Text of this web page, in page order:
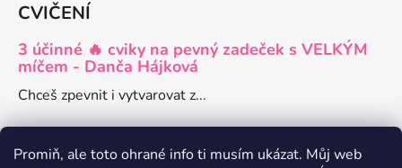
Promiň, ale toto ohrané info ti musím ukázat. Můj web
CVIČENÍ
3 účinné 🔥 cviky na pevný zadeček s VELKÝM
míčem - Danča Hájková
Chceš zpevnit i vytvarovat z...